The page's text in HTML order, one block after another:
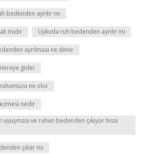
bedenden ayrılır mı
midir Uykuda ruh bedenden ayrılır mı
ayrılması ne denir
gider
ne olur
nedir
ve ruhun bedenden çıkıyor hissi
çıkar mı